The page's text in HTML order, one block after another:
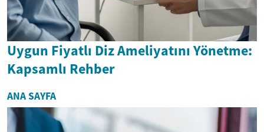
Uygun Fiyatlı Diz Ameliyatını Yönetme:
Kapsamlı Rehber
ANA SAYFA